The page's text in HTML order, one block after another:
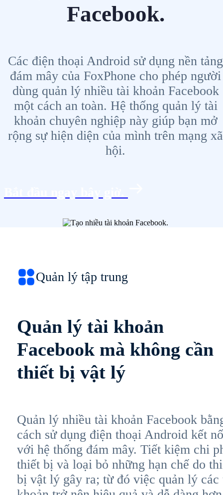
Facebook.
Các điện thoại Android sử dụng nền tảng
đám mây của FoxPhone cho phép người
dùng quản lý nhiều tài khoản Facebook
một cách an toàn. Hệ thống quản lý tài
khoản chuyên nghiệp này giúp bạn mở
rộng sự hiện diện của mình trên mạng xã
hội.
Quản lý tập trung
Quản lý tài khoản
Facebook mà không cần
thiết bị vật lý
Quản lý nhiều tài khoản Facebook
cách sử dụng điện thoại Android kết
với hệ thống đám mây. Tiết kiệm chi
thiết bị và loại bỏ những hạn chế do
bị vật lý gây ra; từ đó việc quản lý các